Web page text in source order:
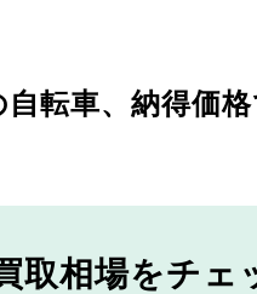
転車、 納得価
取相場をチェ